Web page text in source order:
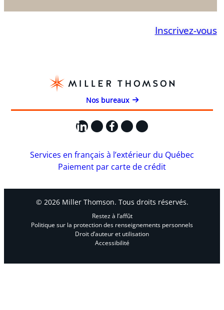
Inscrivez-vous
Nos bureaux
LinkedIn
X Facebook
Instagram
YouTube
Services en français à l’extérieur du Québec
Paiement par carte de crédit
© 2026 Miller Thomson. Tous droits réservés.
Restez à l’affût
Politique sur la protection des renseignements personnels
Droit d’auteur et utilisation
Accessibilité